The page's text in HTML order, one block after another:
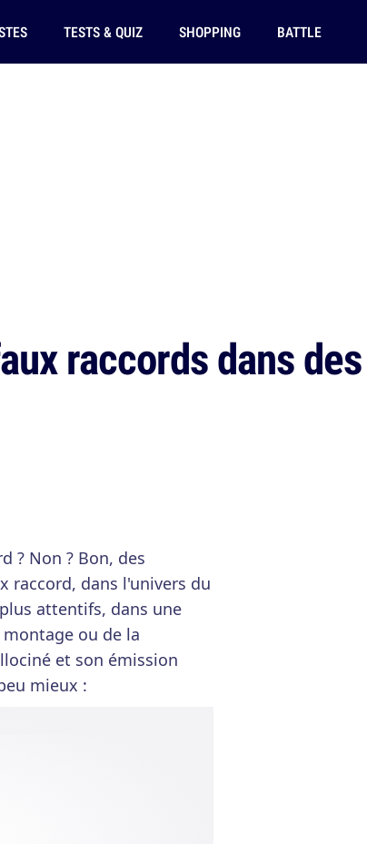
TESTS & QUIZ SHOPPING BATTLE
raccords dans
? Non ? Bon, des
raccord, dans l'univers du
attentifs, dans une
ou de la
et son émission
mieux :